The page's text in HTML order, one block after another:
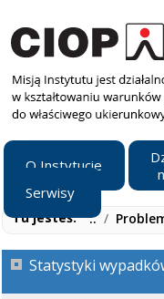
O Instytucie
Serwisy
Tu jesteś: ../
Statystyki